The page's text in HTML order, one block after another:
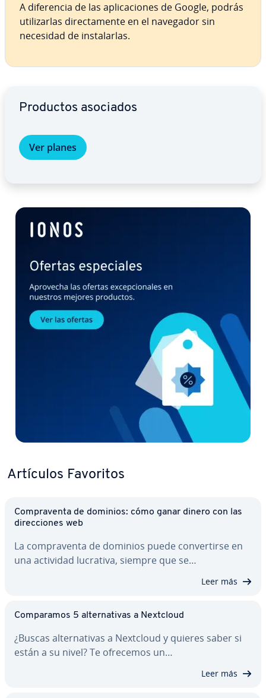
A di­fe­re­n­cia de las apli­ca­cio­nes de Google, podrás
uti­li­zar­las di­re­c­ta­me­n­te en el navegador sin
necesidad de in­s­ta­lar­las.
Productos asociados
Ver planes
Artículos Favoritos
Co­m­pra­ve­n­ta de dominios: cómo ganar dinero con las
di­re­c­cio­nes web
La co­m­pra­ve­n­ta de dominios puede co­n­ve­r­ti­r­se en
una actividad lucrativa, siempre que se…
Leer más
Co­m­pa­ra­mos 5 al­te­r­na­ti­vas a Nextcloud
¿Buscas al­te­r­na­ti­vas a Nextcloud y quieres saber si
están a su nivel? Te ofrecemos un…
Leer más